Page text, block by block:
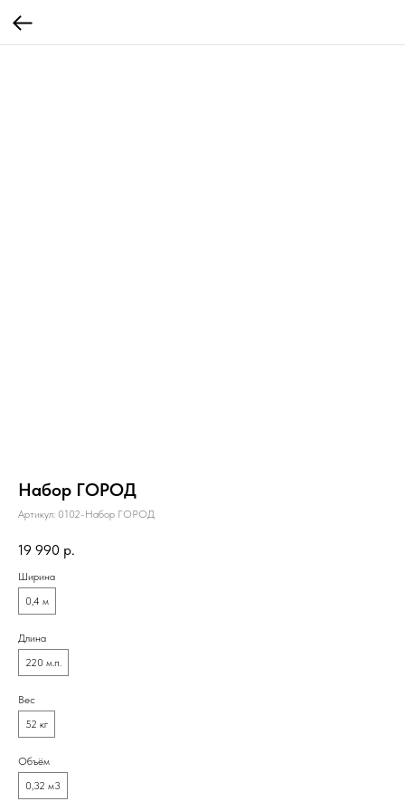
Набор ГОРОД
Артикул: 0102-Набор ГОРОД
19 990 р.
Ширина
0,4 м
Длина
220 м.п.
Вес
52 кг
Объём
0,32 м3